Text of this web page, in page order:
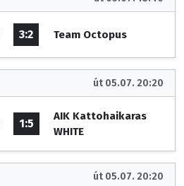
3:2 Team Octopus
út 05.07. 20:20
1:5
AIK Kattohaikaras
WHITE
út 05.07. 20:20